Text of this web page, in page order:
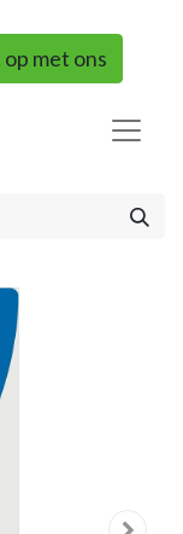
met ons